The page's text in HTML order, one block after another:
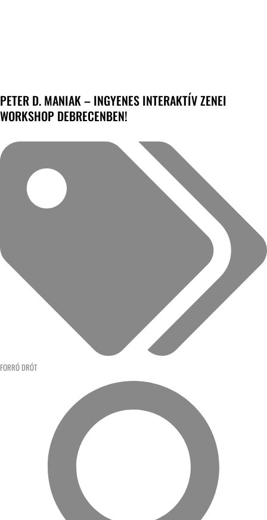
PETER D. MANIAK – INGYENES INTERAKTÍV ZENEI
WORKSHOP DEBRECENBEN!
FORRÓ DRÓT